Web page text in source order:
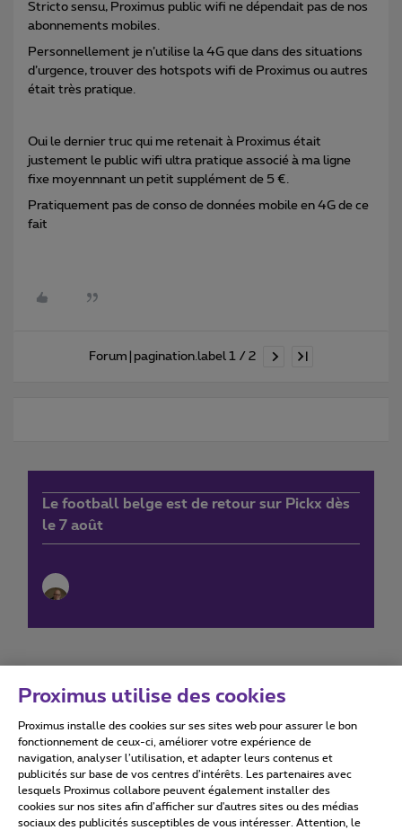
Stricto sensu, Proximus public wifi ne dépendait pas de nos
abonnements mobiles.
Personnellement je n’utilise la 4G que dans des situations
d’urgence, trouver des hotspots wifi de Proximus ou autres
était très pratique.
Oui le dernier truc qui me retenait à Proximus était
justement le public wifi ultra pratique associé à ma ligne
fixe moyennnant un petit supplément de 5 €.
Pratiquement pas de conso de données mobile en 4G de ce
fait
Forum|pagination.label 1 / 2
Le football belge est de retour sur Pickx dès
le 7 août
Conditions d'utilisation Accessibility statement
Proximus utilise des cookies
Proximus installe des cookies sur ses sites web pour assurer le bon
fonctionnement de ceux-ci, améliorer votre expérience de
navigation, analyser l’utilisation, et adapter leurs contenus et
publicités sur base de vos centres d’intérêts. Les partenaires avec
lesquels Proximus collabore peuvent également installer des
cookies sur nos sites afin d’afficher sur d'autres sites ou des médias
sociaux des publicités susceptibles de vous intéresser. Attention, le